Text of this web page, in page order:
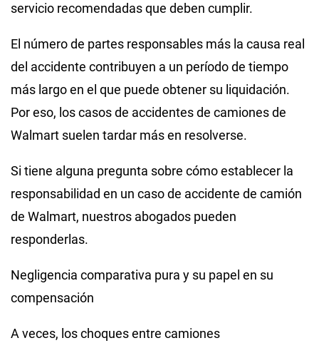
servicio recomendadas que deben cumplir.
El número de partes responsables más la causa real
del accidente contribuyen a un período de tiempo
más largo en el que puede obtener su liquidación.
Por eso, los casos de accidentes de camiones de
Walmart suelen tardar más en resolverse.
Si tiene alguna pregunta sobre cómo establecer la
responsabilidad en un caso de accidente de camión
de Walmart, nuestros abogados pueden
responderlas.
Negligencia comparativa pura y su papel en su
compensación
A veces, los choques entre camiones